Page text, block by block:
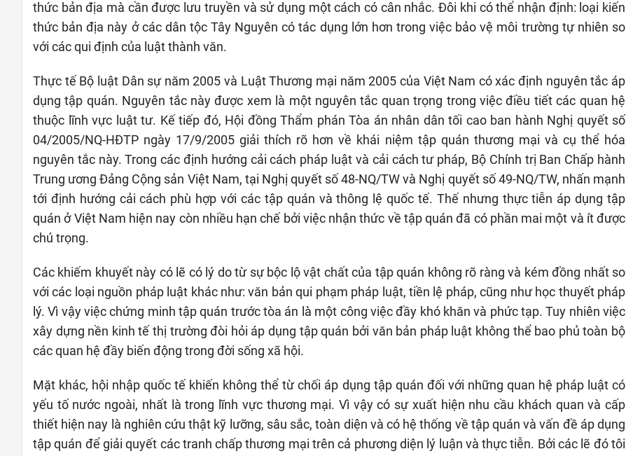
thức bản địa mà cần được lưu truyền và sử dụng một cách có cân nhắc. Đôi khi có thể nhận định: loại kiến
thức bản địa này ở các dân tộc Tây Nguyên có tác dụng lớn hơn trong việc bảo vệ môi trường tự nhiên so
với các qui định của luật thành văn.
Thực tế Bộ luật Dân sự năm 2005 và Luật Thương mại năm 2005 của Việt Nam có xác định nguyên tắc áp
dụng tập quán. Nguyên tắc này được xem là một nguyên tắc quan trọng trong việc điều tiết các quan hệ
thuộc lĩnh vực luật tư. Kế tiếp đó, Hội đồng Thẩm phán Tòa án nhân dân tối cao ban hành Nghị quyết số
04/2005/NQ-HĐTP ngày 17/9/2005 giải thích rõ hơn về khái niệm tập quán thương mại và cụ thể hóa
nguyên tắc này. Trong các định hướng cải cách pháp luật và cải cách tư pháp, Bộ Chính trị Ban Chấp hành
Trung ương Đảng Cộng sản Việt Nam, tại Nghị quyết số 48-NQ/TW và Nghị quyết số 49-NQ/TW, nhấn mạnh
tới định hướng cải cách phù hợp với các tập quán và thông lệ quốc tế. Thế nhưng thực tiễn áp dụng tập
quán ở Việt Nam hiện nay còn nhiều hạn chế bởi việc nhận thức về tập quán đã có phần mai một và ít được
chú trọng.
Các khiếm khuyết này có lẽ có lý do từ sự bộc lộ vật chất của tập quán không rõ ràng và kém đồng nhất so
với các loại nguồn pháp luật khác như: văn bản qui phạm pháp luật, tiền lệ pháp, cũng như học thuyết pháp
lý. Vì vậy việc chứng minh tập quán trước tòa án là một công việc đầy khó khăn và phức tạp. Tuy nhiên việc
xây dựng nền kinh tế thị trường đòi hỏi áp dụng tập quán bởi văn bản pháp luật không thể bao phủ toàn bộ
các quan hệ đầy biến động trong đời sống xã hội.
Mặt khác, hội nhập quốc tế khiến không thể từ chối áp dụng tập quán đối với những quan hệ pháp luật có
yếu tố nước ngoài, nhất là trong lĩnh vực thương mại. Vì vậy có sự xuất hiện nhu cầu khách quan và cấp
thiết hiện nay là nghiên cứu thật kỹ lưỡng, sâu sắc, toàn diện và có hệ thống về tập quán và vấn đề áp dụng
tập quán để giải quyết các tranh chấp thương mại trên cả phương diện lý luận và thực tiễn. Bởi các lẽ đó tôi